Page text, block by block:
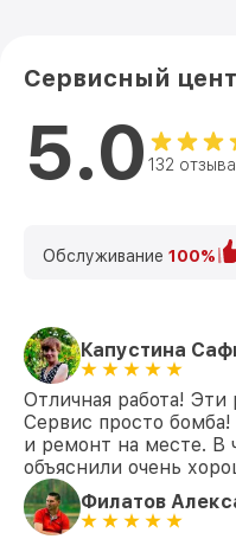
Сервисный
5.0 132
Обслуживание 100%
Капустина
Отличная работа! Эти
Сервис просто
и ремонт на месте. В
объяснили очень
Филатов